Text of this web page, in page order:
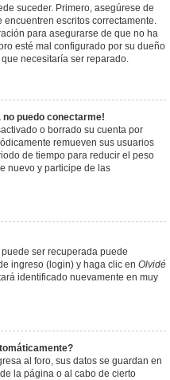
suceder. Primero, asegúrese de
escritos correctamente.
para asegurarse de que no ha
esté mal configurado por su dueño
necesitaría ser reparado.
no puedo conectarme!
o borrado su cuenta por
remueven sus usuarios
de tiempo para reducir el peso
nuevo y participe de las
ser recuperada puede
ingreso (login) y haga clic en Olvidé
identificado nuevamente en muy
al foro, sus datos se guardan en
la página o al cabo de cierto